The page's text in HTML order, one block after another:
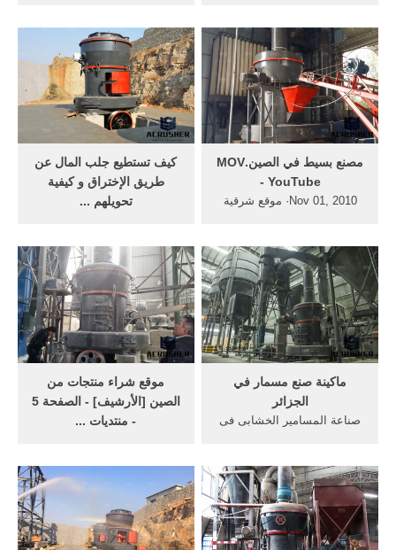
مصاصة القصب» كيفيه ...
الساعات ماكينة ذهب ...
كيف تستطيع جلب المال عن
طريق الإختراق و كيفية
تحويلهم ...
على جمع ثروة مالية مهمة من
على الانترنت ...
‫مصنع بسيط في الصين.MOV‬‎
- YouTube
Nov 01, 2010· موقع شرقية
خلال مشروعات «إعادة التدوير
موقع شراء منتجات من
الصين [الأرشيف] - الصفحة 5
- منتديات ...
عربي ... في قطر,سبائك ذهب
للبيع في قطر,اطقم ذهب ...
ماكينة صنع مسمار في
الجزائر
صناعة المسامير الخشابى فى
الجزائر; موقع يسهل ...